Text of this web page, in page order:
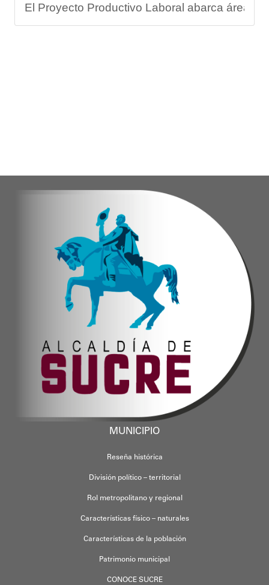
El Proyecto Productivo Laboral abarca áreas
Este programa no solo abarca el rendimiento
MUNICIPIO
Reseña histórica
División político – territorial
Rol metropolitano y regional
Características físico – naturales
Características de la población
Patrimonio municipal
CONOCE SUCRE